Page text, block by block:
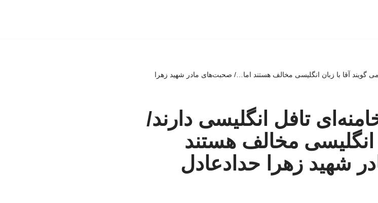
گویند آقا با زبان انگلیسی مخالف هستند اما…/ صحبت‌های مادر شهید زهرا
تافل انگلیسی دارند/
انگلیسی مخالف هستند
شهید زهرا حدادعادل